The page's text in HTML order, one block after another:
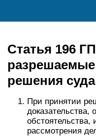
Статья 196
решения суда
При принятии
доказательства,
рассмотрения